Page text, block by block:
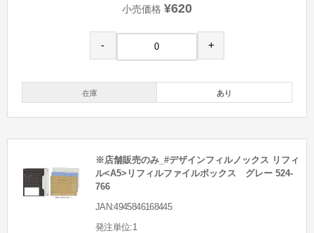
小売価格 ¥620
- +
在庫 あり
※店舗販売のみ_#デザインフィルノックス リフィ
ル<A5>リフィルファイルボックス グレー 524-
766
JAN:4945846168445
発注単位:1